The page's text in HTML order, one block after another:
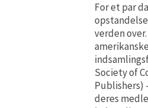
For et par
verden
Society of
Publishers)
deres